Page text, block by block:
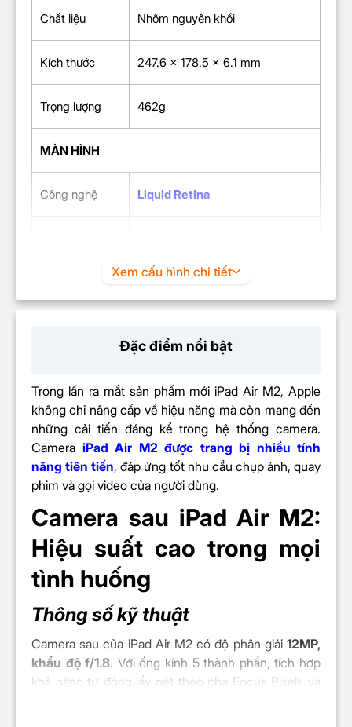
Chất liệu Nhôm nguyên khối
Kích thước 247.6 x 178.5 x 6.1 mm
Trọng lượng 462g
MÀN HÌNH
Công nghệ Liquid Retina
CHIP
Chip Apple M2
Chip xử lý
(CPU)
4 lõi hiệu năng
4 lõi tiết kiệm điện
Chip đồ họa
(GPU)
10 lõi
Neural Engine 16 lõi
H.264 và HEVC được tăng tốc
Xem cấu hình chi tiết
Đặc điểm nổi bật
Trong lần ra mắt sản phẩm mới iPad Air M2, Apple
không chỉ nâng cấp về hiệu năng mà còn mang đến
những cải tiến đáng kể trong hệ thống camera.
Camera iPad Air M2 được trang bị nhiều tính
năng tiên tiến, đáp ứng tốt nhu cầu chụp ảnh, quay
phim và gọi video của người dùng.
Camera sau iPad Air M2:
Hiệu suất cao trong mọi
tình huống
Thông số kỹ thuật
Camera sau của iPad Air M2 có độ phân giải 12MP,
khẩu độ f/1.8. Với ống kính 5 thành phần, tích hợp
khả năng tự động lấy nét theo pha Focus Pixels và